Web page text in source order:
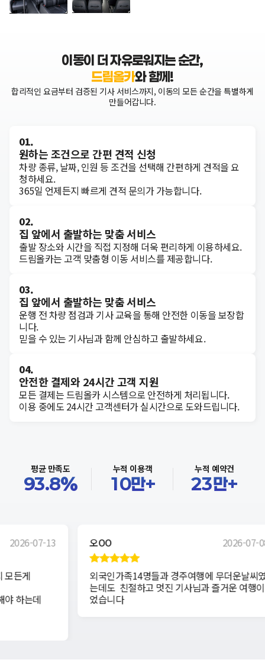
이동이 더 자유로워지는 순간,
드림올카와 함께!
합리적인 요금부터 검증된 기사 서비스까지, 이동의 모든 순간을 특별하게
만들어갑니다.
01.
원하는 조건으로 간편 견적 신청
차량 종류, 날짜, 인원 등 조건을 선택해 간편하게 견적을 요
청하세요.
365일 언제든지 빠르게 견적 문의가 가능합니다.
02.
집 앞에서 출발하는 맞춤 서비스
출발 장소와 시간을 직접 지정해 더욱 편리하게 이용하세요.
드림올카는 고객 맞춤형 이동 서비스를 제공합니다.
03.
집 앞에서 출발하는 맞춤 서비스
운행 전 차량 점검과 기사 교육을 통해 안전한 이동을 보장합
니다.
믿을 수 있는 기사님과 함께 안심하고 출발하세요.
04.
안전한 결제와 24시간 고객 지원
모든 결제는 드림올카 시스템으로 안전하게 처리됩니다.
이용 중에도 24시간 고객센터가 실시간으로 도와드립니다.
평균 만족도
93.8%
누적 이용객
10만+
누적 예약건
23만+
07-13
든게
하는데
오OO 2026-07-08
외국인가족14명들과 경주여행에 무더운날씨였
는데도  친절하고 멋진 기사님과 즐거운 여행이
었습니다